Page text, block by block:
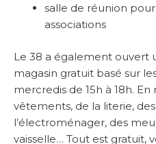
salle de réunion
associations
Le 38 a également ouvert
magasin gratuit basé sur
mercredis de 15h à 18h.
vêtements, de la literie,
l’électroménager, des
vaisselle… Tout est gratuit,